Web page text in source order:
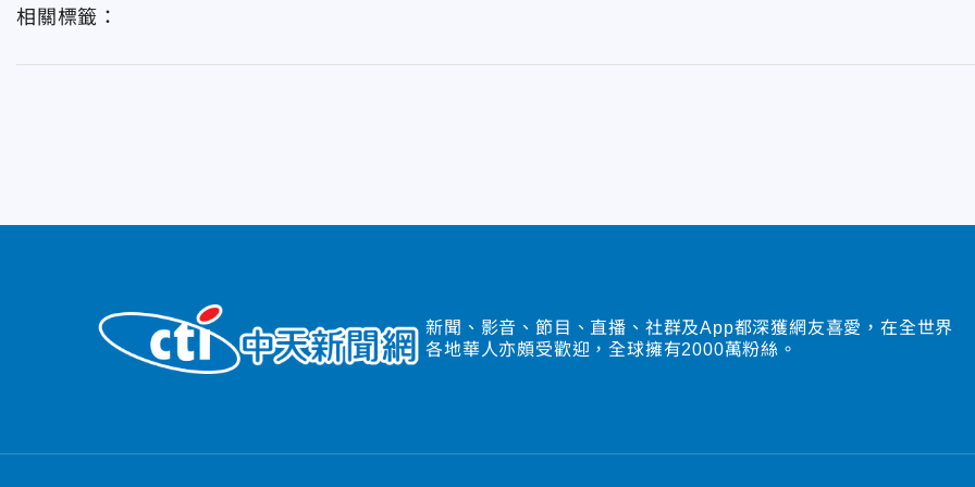
相關標籤：
新聞、影音、節目、直播、社群及App都深獲網友喜愛，在全世界
各地華人亦頗受歡迎，全球擁有2000萬粉絲。